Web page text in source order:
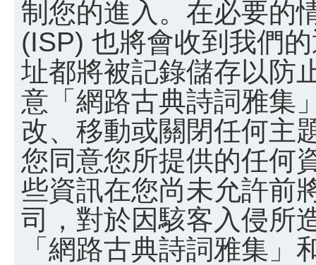
制您的進入。在必要的
(ISP) 也將會收到我們
址都將被記錄儲存以防
意「網路古典詩詞雅集
改、移動或關閉任何主
您同意您所提供的任何
些資訊在您尚未允許前
司，對於因駭客入侵所
「網路古典詩詞雅集